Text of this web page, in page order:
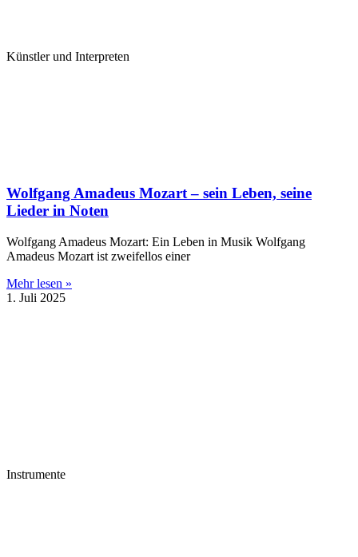
Künstler und Interpreten
Wolfgang Amadeus Mozart – sein Leben, seine
Lieder in Noten
Wolfgang Amadeus Mozart: Ein Leben in Musik Wolfgang
Amadeus Mozart ist zweifellos einer
Mehr lesen »
1. Juli 2025
Instrumente